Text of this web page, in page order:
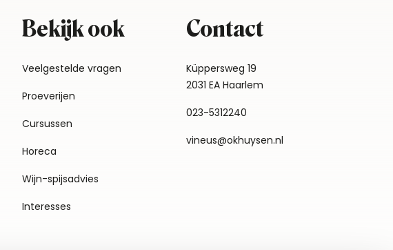
Bekijk ook
Veelgestelde vragen
Proeverijen
Cursussen
Horeca
Wijn-spijsadvies
Interesses
Contact
Küppersweg 19
2031 EA Haarlem
023-5312240
vineus@okhuysen.nl